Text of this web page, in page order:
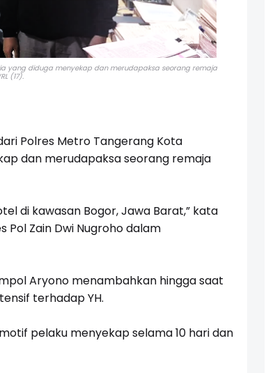
yang diduga menyekap dan merudapaksa seorang remaja
(17).
Polres Metro Tangerang Kota
dan merudapaksa seorang remaja
di kawasan Bogor, Jawa Barat,” kata
Zain Dwi Nugroho dalam
Aryono menambahkan hingga saat
terhadap YH.
pelaku menyekap selama 10 hari dan